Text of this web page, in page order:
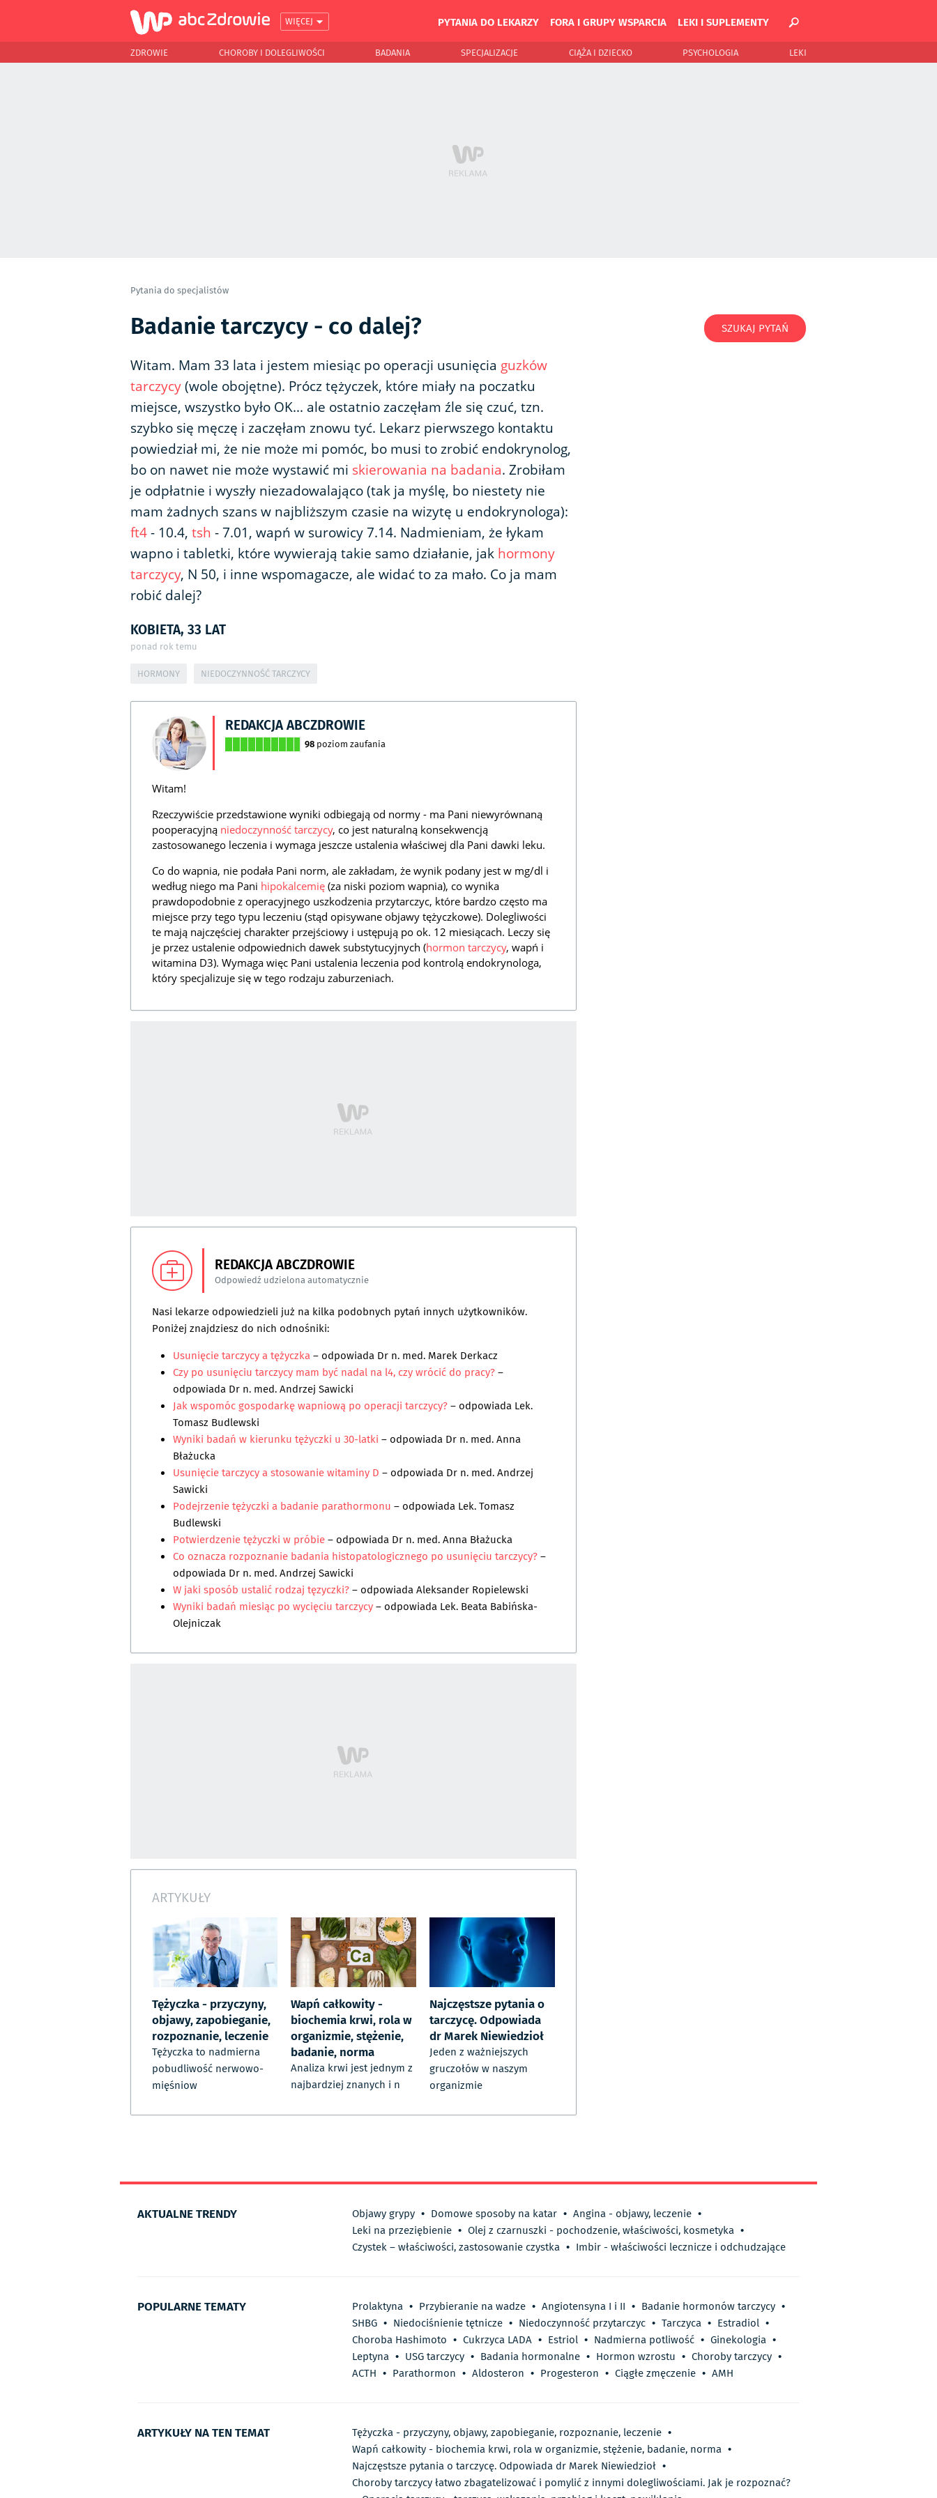
WIĘCEJ PYTANIA DO LEKARZY FORA I GRUPY WSPARCIA LEKI I SUPLEMENTY
ZDROWIE CHOROBY I DOLEGLIWOŚCI BADANIA SPECJALIZACJE CIĄŻA I DZIECKO PSYCHOLOGIA LEKI
Pytania do specjalistów
Badanie tarczycy - co dalej?
Witam. Mam 33 lata i jestem miesiąc po operacji usunięcia guzków
tarczycy(wole obojętne). Prócz tężyczek, które miały na poczatku
miejsce, wszystko było OK... ale ostatnio zaczęłam źle się czuć, tzn.
szybko się męczę i zaczęłam znowu tyć. Lekarz pierwszego kontaktu
powiedział mi, że nie może mi pomóc, bo musi to zrobić endokrynolog,
bo on nawet nie może wystawić mi skierowania na badania. Zrobiłam
je odpłatnie i wyszły niezadowalająco (tak ja myślę, bo niestety nie
mam żadnych szans w najbliższym czasie na wizytę u endokrynologa):
ft4- 10.4, tsh - 7.01, wapń w surowicy 7.14. Nadmieniam, że łykam
wapno i tabletki, które wywierają takie samo działanie, jak hormony
tarczycy, N 50, i inne wspomagacze, ale widać to za mało. Co ja mam
robić dalej?
KOBIETA, 33 LAT
ponad rok temu
HORMONY NIEDOCZYNNOŚĆ TARCZYCY
REDAKCJA ABCZDROWIE
98 poziom zaufania
Witam!
Rzeczywiście przedstawione wyniki odbiegają od normy - ma Pani niewyrównaną
pooperacyjną niedoczynność tarczycy, co jest naturalną konsekwencją
zastosowanego leczenia i wymaga jeszcze ustalenia właściwej dla Pani dawki leku.
Co do wapnia, nie podała Pani norm, ale zakładam, że wynik podany jest w mg/dl i
według niego ma Pani hipokalcemię (za niski poziom wapnia), co wynika
prawdopodobnie z operacyjnego uszkodzenia przytarczyc, które bardzo często ma
miejsce przy tego typu leczeniu (stąd opisywane objawy tężyczkowe). Dolegliwości
te mają najczęściej charakter przejściowy i ustępują po ok. 12 miesiącach. Leczy się
je przez ustalenie odpowiednich dawek substytucyjnych (hormon tarczycy, wapń i
witamina D3). Wymaga więc Pani ustalenia leczenia pod kontrolą endokrynologa,
który specjalizuje się w tego rodzaju zaburzeniach.
REDAKCJA ABCZDROWIE
Odpowiedź udzielona automatycznie
Nasi lekarze odpowiedzieli już na kilka podobnych pytań innych użytkowników.
Poniżej znajdziesz do nich odnośniki:
Usunięcie tarczycy a tężyczka– odpowiada Dr n. med. Marek Derkacz
Czy po usunięciu tarczycy mam być nadal na l4, czy wrócić do pracy?–
odpowiada Dr n. med. Andrzej Sawicki
Jak wspomóc gospodarkę wapniową po operacji tarczycy?– odpowiada Lek.
Tomasz Budlewski
Wyniki badań w kierunku tężyczki u 30-latki – odpowiada Dr n. med. Anna
Błażucka
Usunięcie tarczycy a stosowanie witaminy D – odpowiada Dr n. med. Andrzej
Sawicki
Podejrzenie tężyczki a badanie parathormonu – odpowiada Lek. Tomasz
Budlewski
Potwierdzenie tężyczki w próbie– odpowiada Dr n. med. Anna Błażucka
Co oznacza rozpoznanie badania histopatologicznego po usunięciu tarczycy?–
odpowiada Dr n. med. Andrzej Sawicki
W jaki sposób ustalić rodzaj tęzyczki?– odpowiadaAleksander Ropielewski
Wyniki badań miesiąc po wycięciu tarczycy– odpowiada Lek. Beata Babińska-
Olejniczak
ARTYKUŁY
Tężyczka - przyczyny,
objawy, zapobieganie,
rozpoznanie, leczenie
Tężyczka to nadmierna
pobudliwość nerwowo-
mięśniow
Wapń całkowity -
biochemia krwi, rola w
organizmie, stężenie,
badanie, norma
Analiza krwi jest jednym z
najbardziej znanych i n
Najczęstsze pytania o
tarczycę. Odpowiada
dr Marek Niewiedzioł
Jeden z ważniejszych
gruczołów w naszym
organizmie
SZUKAJ PYTAŃ
AKTUALNE TRENDY Objawy grypy • Domowe sposoby na katar • Angina - objawy, leczenie •
Leki na przeziębienie • Olej z czarnuszki - pochodzenie, właściwości, kosmetyka •
Czystek – właściwości, zastosowanie czystka • Imbir - właściwości lecznicze i odchudzające
POPULARNE TEMATY Prolaktyna • Przybieranie na wadze • Angiotensyna I i II • Badanie hormonów tarczycy •
SHBG • Niedociśnienie tętnicze • Niedoczynność przytarczyc • Tarczyca • Estradiol •
Choroba Hashimoto • Cukrzyca LADA • Estriol • Nadmierna potliwość • Ginekologia •
Leptyna • USG tarczycy • Badania hormonalne • Hormon wzrostu • Choroby tarczycy •
ACTH • Parathormon • Aldosteron • Progesteron • Ciągłe zmęczenie • AMH
ARTYKUŁY NA TEN TEMAT Tężyczka - przyczyny, objawy, zapobieganie, rozpoznanie, leczenie •
Wapń całkowity - biochemia krwi, rola w organizmie, stężenie, badanie, norma •
Najczęstsze pytania o tarczycę. Odpowiada dr Marek Niewiedzioł •
Choroby tarczycy łatwo zbagatelizować i pomylić z innymi dolegliwościami. Jak je rozpoznać?